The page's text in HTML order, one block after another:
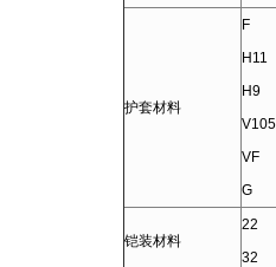
护套材料
F
H11
H9
V105
VF
G
铠装材料
22
32